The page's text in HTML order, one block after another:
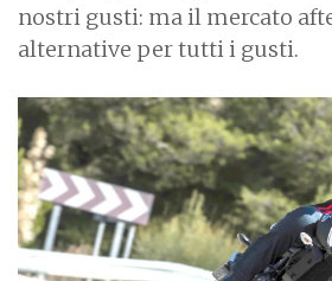
nostri gusti: ma il mercato
alternative per tutti i gusti.